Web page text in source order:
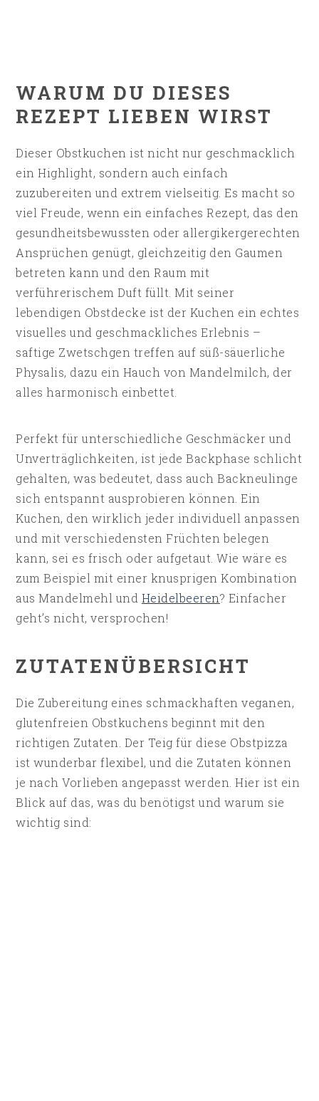
WARUM DU DIESES
REZEPT LIEBEN WIRST
Dieser Obstkuchen ist nicht nur geschmacklich
ein Highlight, sondern auch einfach
zuzubereiten und extrem vielseitig. Es macht so
viel Freude, wenn ein einfaches Rezept, das den
gesundheitsbewussten oder allergikergerechten
Ansprüchen genügt, gleichzeitig den Gaumen
betreten kann und den Raum mit
verführerischem Duft füllt. Mit seiner
lebendigen Obstdecke ist der Kuchen ein echtes
visuelles und geschmackliches Erlebnis –
saftige Zwetschgen treffen auf süß-säuerliche
Physalis, dazu ein Hauch von Mandelmilch, der
alles harmonisch einbettet.
Perfekt für unterschiedliche Geschmäcker und
Unverträglichkeiten, ist jede Backphase schlicht
gehalten, was bedeutet, dass auch Backneulinge
sich entspannt ausprobieren können. Ein
Kuchen, den wirklich jeder individuell anpassen
und mit verschiedensten Früchten belegen
kann, sei es frisch oder aufgetaut. Wie wäre es
zum Beispiel mit einer knusprigen Kombination
aus Mandelmehl und Heidelbeeren? Einfacher
geht’s nicht, versprochen!
ZUTATENÜBERSICHT
Die Zubereitung eines schmackhaften veganen,
glutenfreien Obstkuchens beginnt mit den
richtigen Zutaten. Der Teig für diese Obstpizza
ist wunderbar flexibel, und die Zutaten können
je nach Vorlieben angepasst werden. Hier ist ein
Blick auf das, was du benötigst und warum sie
wichtig sind: